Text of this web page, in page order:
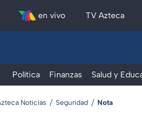
en vivo TV Azteca
Política Finanzas Salud y
Noticias Seguridad Nota